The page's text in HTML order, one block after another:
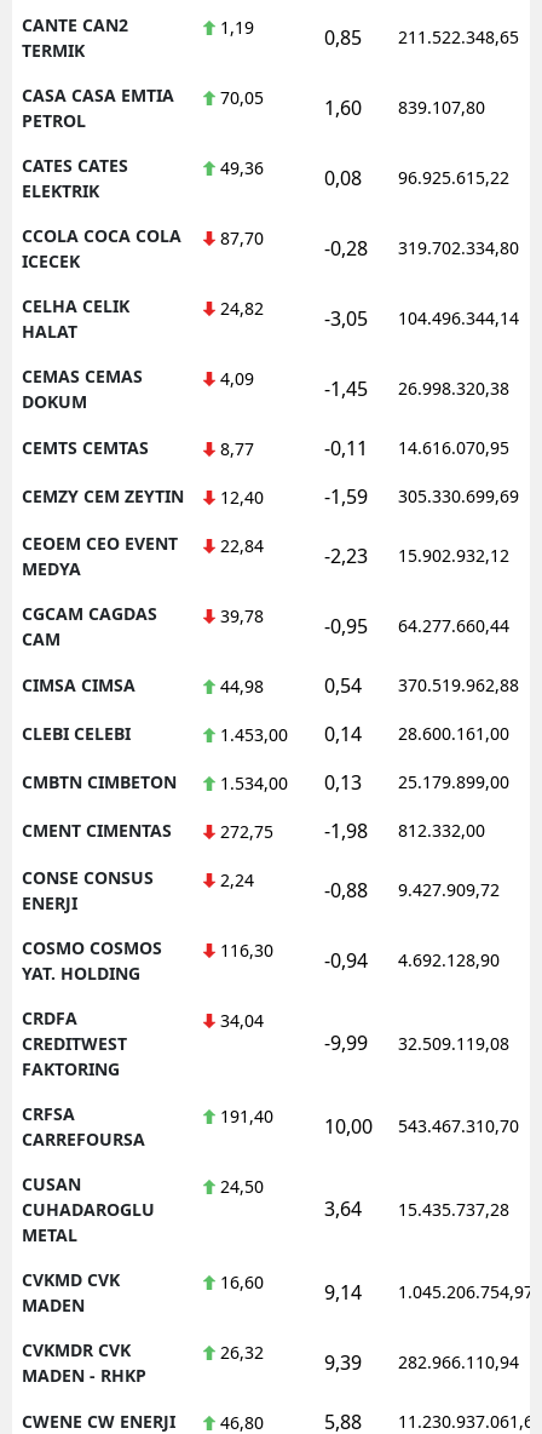
CANTE CAN2
TERMIK
1,19 0,85 211.522.348,65
CASA CASA EMTIA
PETROL
70,05 1,60 839.107,80
CATES CATES
ELEKTRIK
49,36 0,08 96.925.615,22
CCOLA COCA COLA
ICECEK
87,70 -0,28 319.702.334,80
CELHA CELIK
HALAT
24,82 -3,05 104.496.344,14
CEMAS CEMAS
DOKUM
4,09 -1,45 26.998.320,38
CEMTS CEMTAS 8,77 -0,11 14.616.070,95
CEMZY CEM ZEYTIN 12,40 -1,59 305.330.699,69
CEOEM CEO EVENT
MEDYA
22,84 -2,23 15.902.932,12
CGCAM CAGDAS
CAM
39,78 -0,95 64.277.660,44
CIMSA CIMSA 44,98 0,54 370.519.962,88
CLEBI CELEBI 1.453,00 0,14 28.600.161,00
CMBTN CIMBETON 1.534,00 0,13 25.179.899,00
CMENT CIMENTAS 272,75 -1,98 812.332,00
CONSE CONSUS
ENERJI
2,24 -0,88 9.427.909,72
COSMO COSMOS
YAT. HOLDING
116,30 -0,94 4.692.128,90
CRDFA
CREDITWEST
FAKTORING
34,04
-9,99 32.509.119,08
CRFSA
CARREFOURSA
191,40 10,00 543.467.310,70
CUSAN
CUHADAROGLU
METAL
24,50
3,64 15.435.737,28
CVKMD CVK
MADEN
16,60 9,14 1.045.206.754,97
CVKMDR CVK
MADEN - RHKP
26,32 9,39 282.966.110,94
CWENE CW ENERJI 46,80 5,88 11.230.937.061,62